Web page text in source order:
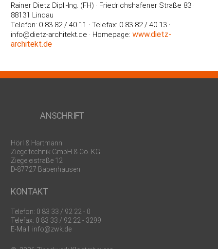
Rainer Dietz Dipl.-Ing. (FH) · Friedrichshafener Straße 83 ·
88131 Lindau
Telefon: 0 83 82 / 40 11 · Telefax: 0 83 82 / 40 13 ·
info@dietz-architekt.de · Homepage:www.dietz-
architekt.de
ANSCHRIFT
Hörl & Hartmann
Ziegeltechnik GmbH & Co. KG
Ziegeleistraße 12
D-87727 Babenhausen
KONTAKT
Telefon: 0 83 33 / 92 22 - 0
Telefax: 0 83 33 / 92 22 - 3299
E-Mail: info@zwk.de